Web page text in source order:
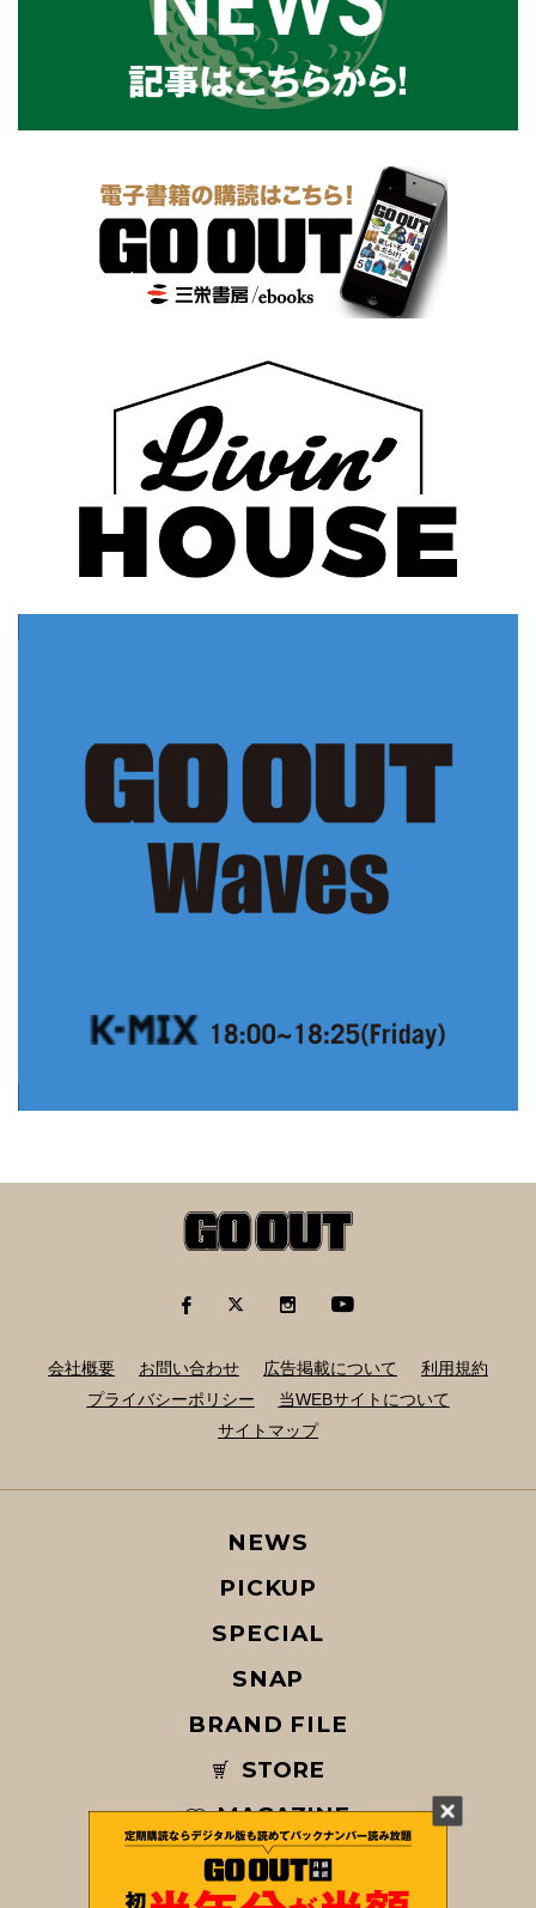
会社概要 お問い合わせ 広告掲載について
利用規約
プライバシーポリシー
当WEBサイトについて
サイトマップ
NEWS
PICKUP
SPECIAL
SNAP
BRAND FILE
STORE
MAGAZINE